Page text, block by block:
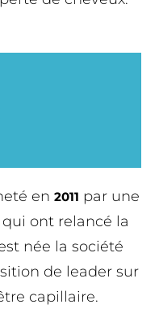
en 2011 par une
ont relancé la
née la société
de leader sur
capillaire.